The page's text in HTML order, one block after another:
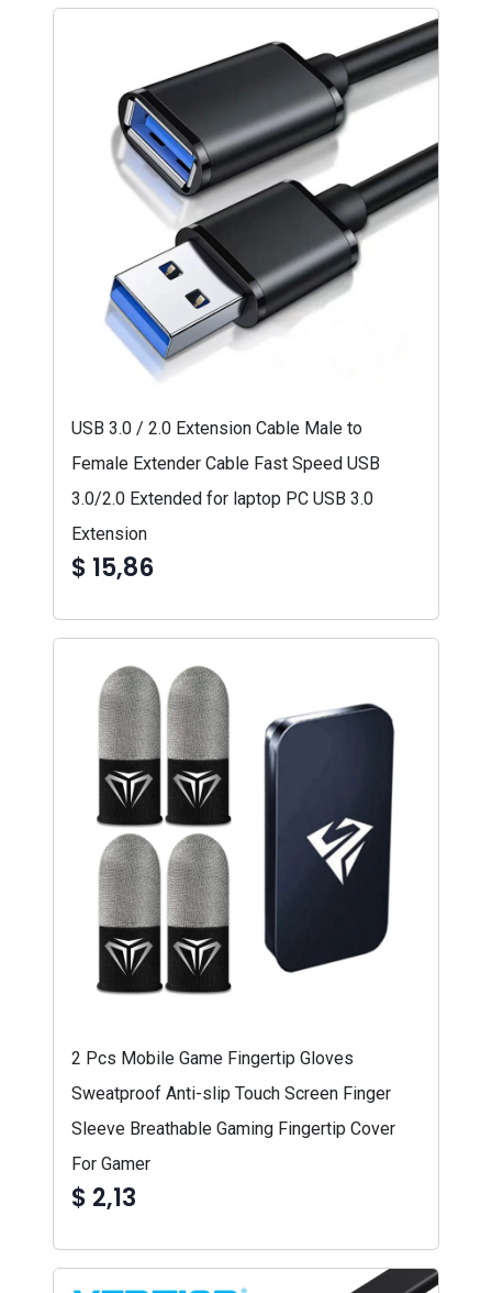
USB 3.0 / 2.0 Extension Cable Male to
Female Extender Cable Fast Speed USB
3.0/2.0 Extended for laptop PC USB 3.0
Extension
$ 15,86
2 Pcs Mobile Game Fingertip Gloves
Sweatproof Anti-slip Touch Screen Finger
Sleeve Breathable Gaming Fingertip Cover
For Gamer
$ 2,13